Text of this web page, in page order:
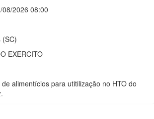
08/2026 08:00
(SC)
EXERCITO
alimentícios para utitilização no HTO do